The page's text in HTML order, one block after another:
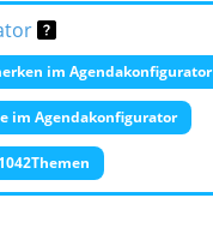
im Agendakonfigurator
im Agendakonfigurator